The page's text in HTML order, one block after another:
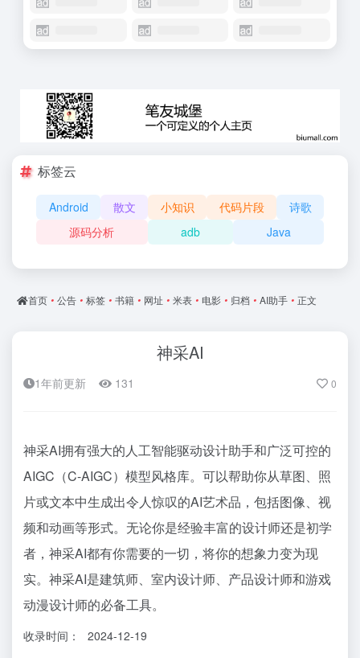
标签云
Android 散文 小知识 代码片段
诗歌
源码分析
adb Java
首页 • 公告 • 标签 • 书籍 • 网址 • 米表 • 电影 • 归档 • AI助手 • 正文
神采AI
1年前更新 131 0
神采AI拥有强大的人工智能驱动设计助手和广泛可控的
AIGC（C-AIGC）模型风格库。可以帮助你从草图、照
片或文本中生成出令人惊叹的AI艺术品，包括图像、视
频和动画等形式。无论你是经验丰富的设计师还是初学
者，神采AI都有你需要的一切，将你的想象力变为现
实。神采AI是建筑师、室内设计师、产品设计师和游戏
动漫设计师的必备工具。
收录时间： 2024-12-19